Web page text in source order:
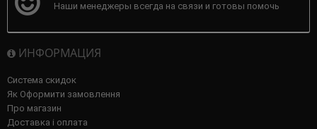
Наши менеджеры всегда на связи и готовы помочь
ИНФОРМАЦИЯ
Система скидок
Як Оформити замовлення
Про магазин
Доставка і оплата